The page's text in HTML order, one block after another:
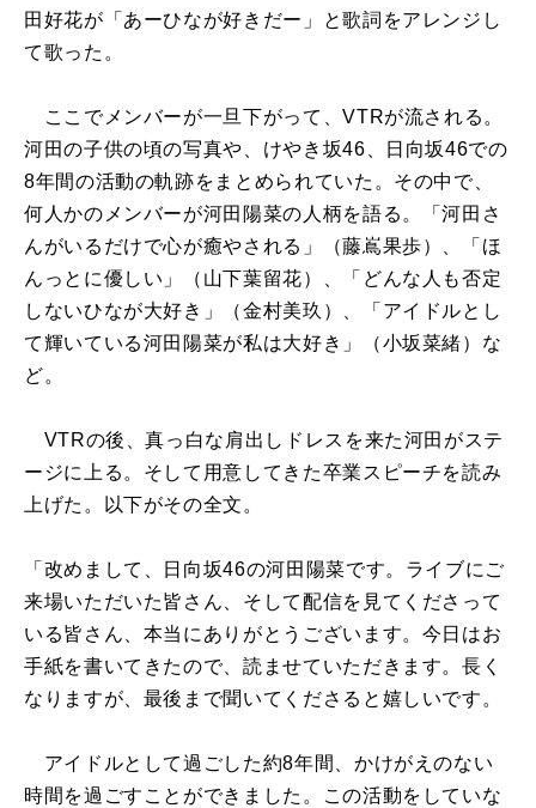
田好花が「あーひなが好きだー」と歌詞をアレンジし
て歌った。
ここでメンバーが一旦下がって、VTRが流される。
河田の子供の頃の写真や、けやき坂46、日向坂46での
8年間の活動の軌跡をまとめられていた。その中で、
何人かのメンバーが河田陽菜の人柄を語る。「河田さ
んがいるだけで心が癒やされる」（藤嶌果歩）、「ほ
んっとに優しい」（山下葉留花）、「どんな人も否定
しないひなが大好き」（金村美玖）、「アイドルとし
て輝いている河田陽菜が私は大好き」（小坂菜緒）な
ど。
VTRの後、真っ白な肩出しドレスを来た河田がステ
ージに上る。そして用意してきた卒業スピーチを読み
上げた。以下がその全文。
「改めまして、日向坂46の河田陽菜です。ライブにご
来場いただいた皆さん、そして配信を見てくださって
いる皆さん、本当にありがとうございます。今日はお
手紙を書いてきたので、読ませていただきます。長く
なりますが、最後まで聞いてくださると嬉しいです。
アイドルとして過ごした約8年間、かけがえのない
時間を過ごすことができました。この活動をしていな